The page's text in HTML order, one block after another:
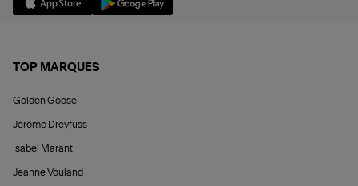
TOP MARQUES
Golden Goose
Jérôme Dreyfuss
Isabel Marant
Jeanne Vouland